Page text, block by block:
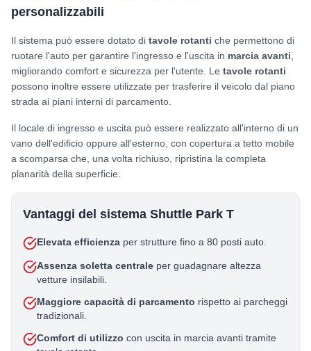
personalizzabili
Il sistema può essere dotato di tavole rotanti che permettono di
ruotare l'auto per garantire l'ingresso e l'uscita in marcia avanti
migliorando comfort e sicurezza per l'utente. Le tavole rotanti
possono inoltre essere utilizzate per trasferire il veicolo dal piano
strada ai piani interni di parcamento.
Il locale di ingresso e uscita può essere realizzato all'interno di un
vano dell'edificio oppure all'esterno, con copertura a tetto mobile
a scomparsa che, una volta richiuso, ripristina la completa
planarità della superficie.
Vantaggi del sistema Shuttle Park T
Elevata efficienza per strutture fino a 80 posti auto.
Assenza soletta centrale per guadagnare altezza
vetture insilabili.
Maggiore capacità di parcamento rispetto ai parcheggi
tradizionali.
Comfort di utilizzo con uscita in marcia avanti tramite